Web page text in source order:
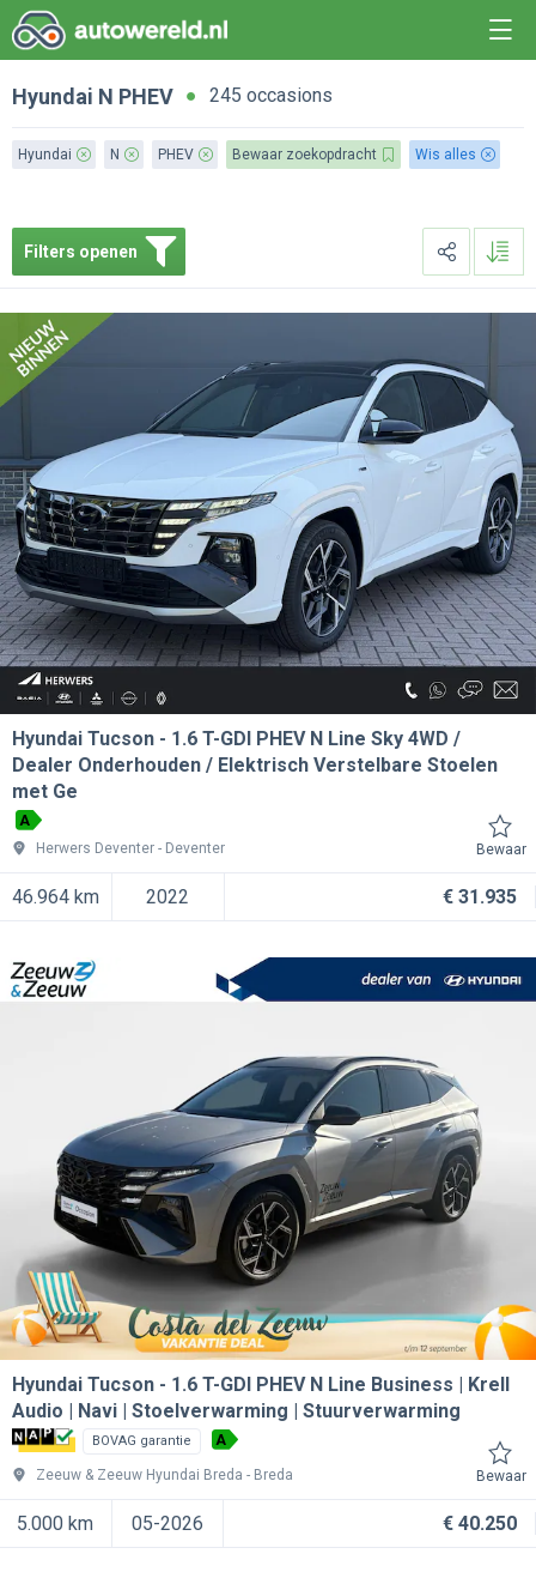
Hyundai N PHEV 245 occasions
Hyundai N PHEV Bewaar zoekopdracht Wis alles
Filters openen
Hyundai Tucson
1.6 T-GDI PHEV N Line Sky 4WD /
Dealer Onderhouden / Elektrisch Verstelbare Stoelen
met Ge
A
Herwers Deventer
Deventer Bewaar
46.964 km 2022 € 31.935
Hyundai Tucson
1.6 T-GDI PHEV N Line Business | Krell
Audio | Navi | Stoelverwarming | Stuurverwarming
BOVAG garantie A
Zeeuw & Zeeuw Hyundai Breda Breda Bewaar
5.000 km 05-2026 € 40.250